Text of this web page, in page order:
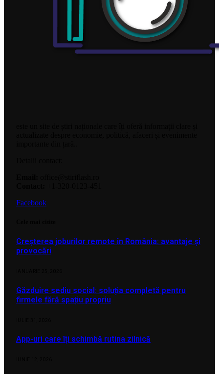
Facebook
Creșterea joburilor remote în România: avantaje și
provocări
Găzduire sediu social: soluția completă pentru
firmele fără spațiu propriu
App-uri care îți schimbă rutina zilnică